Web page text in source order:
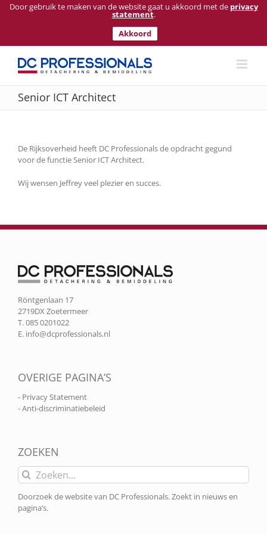
Door gebruik te maken van de website gaat u akkoord met de privacy
statement.
Akkoord
Ga
inhoud
Senior ICT Architect
De Rijksoverheid heeft DC Professionals de opdracht gegund
voor de functie Senior ICT Architect.
Wij wensen Jeffrey veel plezier en succes.
Röntgenlaan 17
2719DX Zoetermeer
T. 085 0201022
E. info@dcprofessionals.nl
OVERIGE PAGINA’S
- Privacy Statement
- Anti-discriminatiebeleid
ZOEKEN
Zoeken
naar:
Doorzoek de website van DC Professionals. Zoekt in nieuws en
pagina’s.